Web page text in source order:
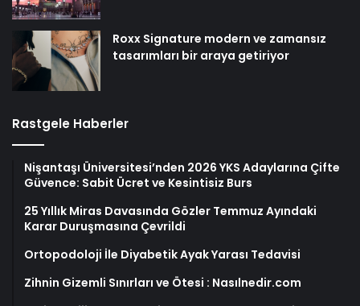
Roxx Signature modern ve zamansız
tasarımları bir araya getiriyor
Rastgele Haberler
Nişantaşı Üniversitesi’nden 2026 YKS Adaylarına Çifte
Güvence: Sabit Ücret ve Kesintisiz Burs
25 Yıllık Miras Davasında Gözler Temmuz Ayındaki
Karar Duruşmasına Çevrildi
Ortopodoloji İle Diyabetik Ayak Yarası Tedavisi
Zihnin Gizemli Sınırları ve Ötesi : Nasılnedir.com